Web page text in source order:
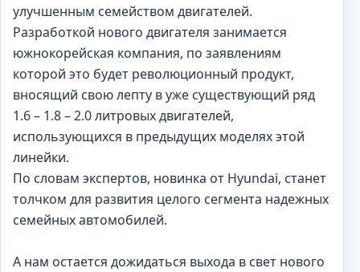
улучшенным семейством двигателей.
Разработкой нового двигателя занимается
южнокорейская компания, по заявлениям
которой это будет революционный продукт,
вносящий свою лепту в уже существующий ряд
1.6 – 1.8 – 2.0 литровых двигателей,
использующихся в предыдущих моделях этой
линейки.
По словам экспертов, новинка от Hyundai, станет
толчком для развития целого сегмента надежных
семейных автомобилей.
А нам остается дожидаться выхода в свет нового